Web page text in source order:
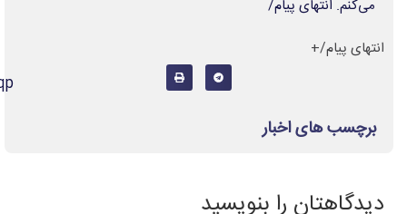
https://ofoghemroz.ir/htqp